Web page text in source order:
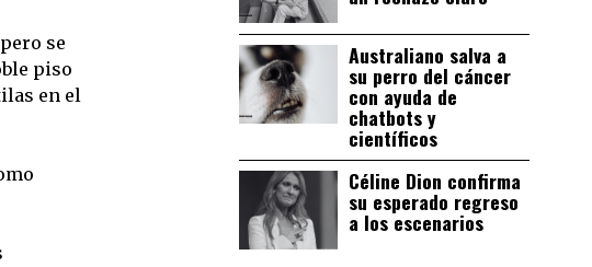
se
piso
en el
Australiano salva a
su perro del cáncer
con ayuda de
chatbots y
científicos
Céline Dion confirma
su esperado regreso
a los escenarios